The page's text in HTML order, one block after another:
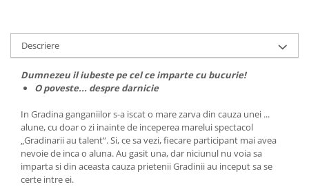
Descriere
Dumnezeu il iubeste pe cel ce imparte cu bucurie!
O poveste... despre darnicie
In Gradina ganganiilor s-a iscat o mare zarva din cauza unei ...
alune, cu doar o zi inainte de inceperea marelui spectacol
„Gradinarii au talent“. Si, ce sa vezi, fiecare participant mai avea
nevoie de inca o aluna. Au gasit una, dar niciunul nu voia sa
imparta si din aceasta cauza prietenii Gradinii au inceput sa se
certe intre ei.